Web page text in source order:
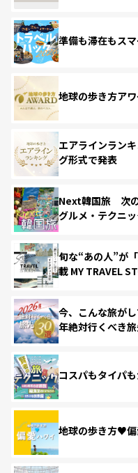
準備も滞在もス
地球の歩き方ア
エアラインラン
グ形式で発表
Next韓国旅 次の
グルメ・テクニ
旬な“あの人”が
載 MY TRAVEL
今、こんな旅が
年絶対行くべき
コスパもタイパ
地球の歩き方♥偏